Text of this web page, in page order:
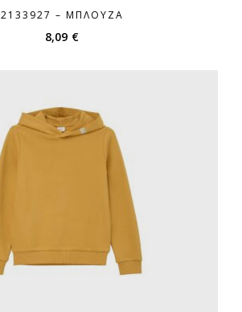
2133927 – ΜΠΛΟΎΖΑ
8,09 €